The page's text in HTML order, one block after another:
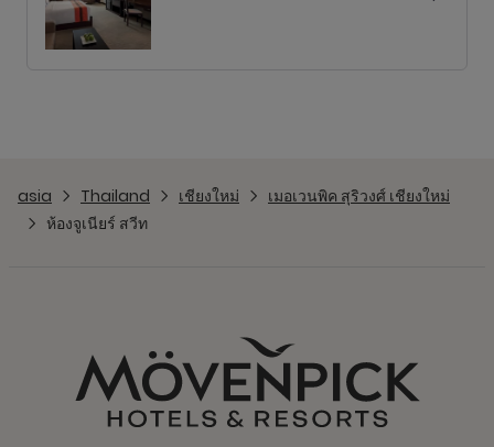
asia Thailand เชียงใหม่
เมอเวนพิค สุริวงศ์ เชียงใหม่
ห้องจูเนียร์ สวีท